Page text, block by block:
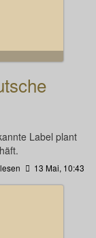
Label plant
13 Mai, 10:43